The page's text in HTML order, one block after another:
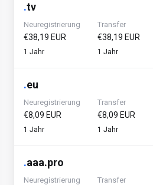
.tv
Neuregistrierung
€38,19 EUR
1 Jahr
Transfer
€38,19 EUR
1 Jahr
.eu
Neuregistrierung
€8,09 EUR
1 Jahr
Transfer
€8,09 EUR
1 Jahr
.aaa.pro
Neuregistrierung Transfer